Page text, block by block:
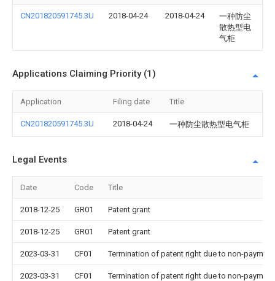
CN201820591745.3U 2018-04-24 2018-04-24
一种防尘
散热型电
气柜
Applications Claiming Priority (1)
Application Filing date Title
CN201820591745.3U 2018-04-24 一种防尘散热型电气柜
Legal Events
Date Code Title
2018-12-25 GR01 Patent grant
2018-12-25 GR01 Patent grant
2023-03-31 CF01 Termination of patent right due to non-
2023-03-31 CF01 Termination of patent right due to non-